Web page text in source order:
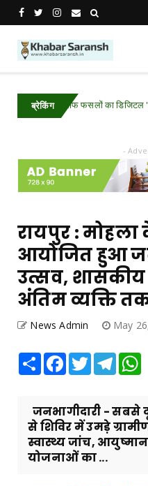
ब्रेकिंग
में खरीफ फसलों का डिजिटल 'एक्स-रे'
-
रायपुर :
आयोजित हुआ
उत्सव,
अंतिम व्यक्ति
News Admin May
Share Facebook
Twitter
जनभागीदारी - सबसे
से शिविर में उमड़े
स्वास्थ्य जांच,
योजनाओं का ...